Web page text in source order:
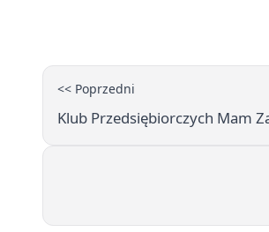
<< Poprzedni
Klub Przedsiębiorczych Mam